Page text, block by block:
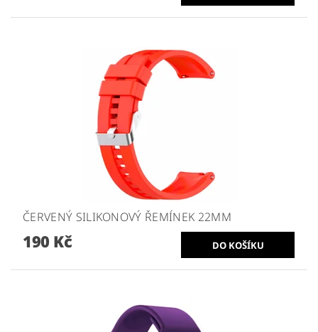
ČERVENÝ SILIKONOVÝ ŘEMÍNEK 22MM
190 Kč